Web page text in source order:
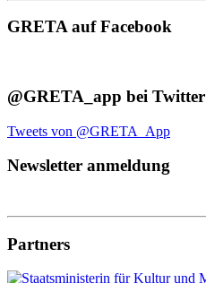
GRETA auf Facebook
@GRETA_app bei Twitter
Tweets von @GRETA_App
Newsletter anmeldung
Partners